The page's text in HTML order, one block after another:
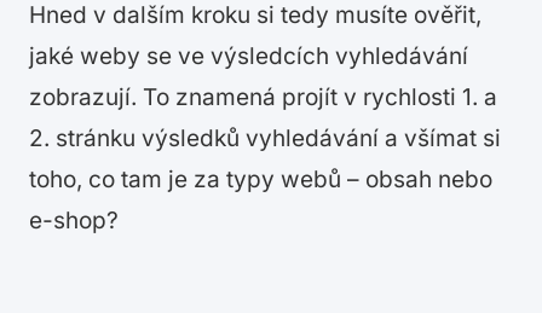
Hned v dalším kroku si tedy musíte ověřit,
jaké weby se ve výsledcích vyhledávání
zobrazují. To znamená projít v rychlosti 1. a
2. stránku výsledků vyhledávání a všímat si
toho, co tam je za typy webů – obsah nebo
e-shop?